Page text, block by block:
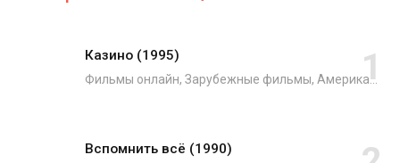
Казино (1995)
Фильмы онлайн, Зарубежные фильмы, Американские фильмы, Французские фильмы, Драмы, Криминал
Вспомнить всё (1990)